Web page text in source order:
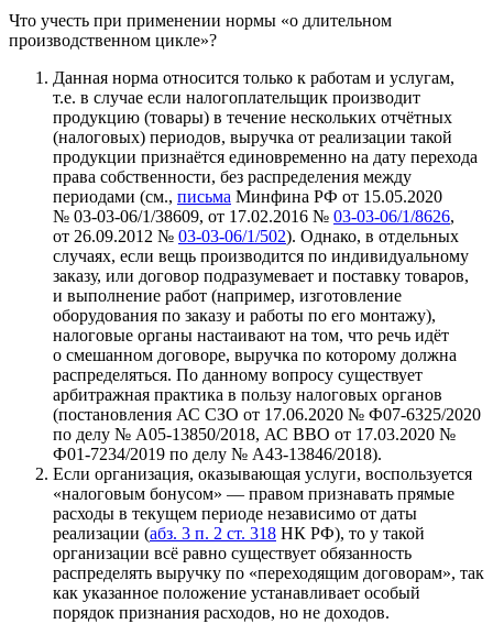
Что учесть при применении нормы «о длительном
производственном цикле»?
Данная норма относится только к работам и услугам,
т.е. в случае если налогоплательщик производит
продукцию (товары) в течение нескольких отчётных
(налоговых) периодов, выручка от реализации такой
продукции признаётся единовременно на дату перехода
права собственности, без распределения между
периодами (см., письма Минфина РФ от 15.05.2020
№ 03-03-06/1/38609, от 17.02.2016 № 03-03-06/1/8626,
от 26.09.2012 № 03-03-06/1/502). Однако, в отдельных
случаях, если вещь производится по индивидуальному
заказу, или договор подразумевает и поставку товаров,
и выполнение работ (например, изготовление
оборудования по заказу и работы по его монтажу),
налоговые органы настаивают на том, что речь идёт
о смешанном договоре, выручка по которому должна
распределяться. По данному вопросу существует
арбитражная практика в пользу налоговых органов
(постановления АС СЗО от 17.06.2020 № Ф07-6325/2020
по делу № А05-13850/2018, АС ВВО от 17.03.2020 №
Ф01-7234/2019 по делу № А43-13846/2018).
Если организация, оказывающая услуги, воспользуется
«налоговым бонусом» — правом признавать прямые
расходы в текущем периоде независимо от даты
реализации (абз. 3 п. 2 ст. 318 НК РФ), то у такой
организации всё равно существует обязанность
распределять выручку по «переходящим договорам», так
как указанное положение устанавливает особый
порядок признания расходов, но не доходов.